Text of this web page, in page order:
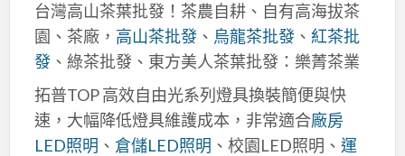
台灣高山茶葉批發！茶農自耕、自有高海拔茶
園、茶廠， 高山茶批發、 烏龍茶批發、 紅茶批
發、綠茶批發、東方美人茶葉批發：樂菁茶業
拓普TOP 高效自由光系列燈具換裝簡便與快
速，大幅降低燈具維護成本，非常適合廠房
LED照明 、 倉儲LED照明 、校園LED照明、 運